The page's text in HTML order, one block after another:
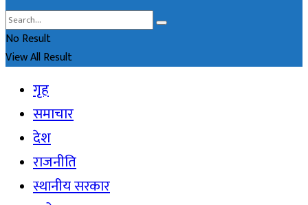
No Result
View All Result
गृह
समाचार
देश
राजनीति
स्थानीय सरकार